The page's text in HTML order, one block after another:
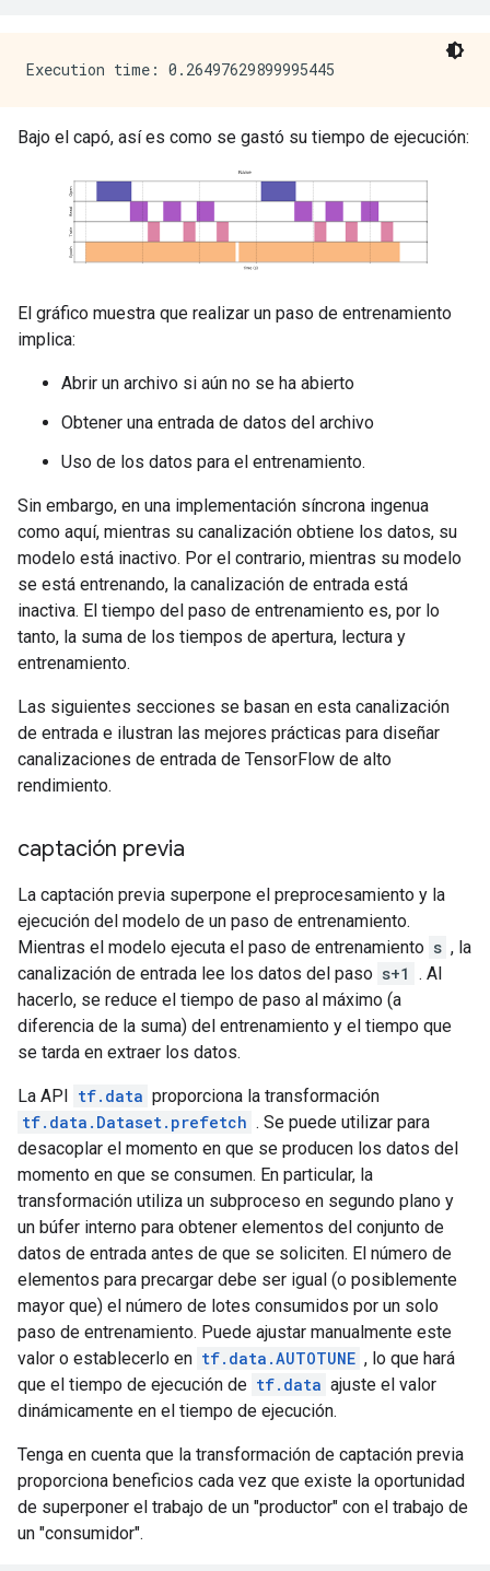
Bajo el capó, así es como se gastó su tiempo de ejecución:
El gráfico muestra que realizar un paso de entrenamiento
implica:
Abrir un archivo si aún no se ha abierto
Obtener una entrada de datos del archivo
Uso de los datos para el entrenamiento.
Sin embargo, en una implementación síncrona ingenua
como aquí, mientras su canalización obtiene los datos, su
modelo está inactivo. Por el contrario, mientras su modelo
se está entrenando, la canalización de entrada está
inactiva. El tiempo del paso de entrenamiento es, por lo
tanto, la suma de los tiempos de apertura, lectura y
entrenamiento.
Las siguientes secciones se basan en esta canalización
de entrada e ilustran las mejores prácticas para diseñar
canalizaciones de entrada de TensorFlow de alto
rendimiento.
captación previa
La captación previa superpone el preprocesamiento y la
ejecución del modelo de un paso de entrenamiento.
Mientras el modelo ejecuta el paso de entrenamiento s , la
canalización de entrada lee los datos del paso s+1 . Al
hacerlo, se reduce el tiempo de paso al máximo (a
diferencia de la suma) del entrenamiento y el tiempo que
se tarda en extraer los datos.
La API tf.data proporciona la transformación
tf.data.Dataset.prefetch . Se puede utilizar para
desacoplar el momento en que se producen los datos del
momento en que se consumen. En particular, la
transformación utiliza un subproceso en segundo plano y
un búfer interno para obtener elementos del conjunto de
datos de entrada antes de que se soliciten. El número de
elementos para precargar debe ser igual (o posiblemente
mayor que) el número de lotes consumidos por un solo
paso de entrenamiento. Puede ajustar manualmente este
valor o establecerlo en tf.data.AUTOTUNE , lo que hará
que el tiempo de ejecución de tf.data ajuste el valor
dinámicamente en el tiempo de ejecución.
Tenga en cuenta que la transformación de captación previa
proporciona beneficios cada vez que existe la oportunidad
de superponer el trabajo de un "productor" con el trabajo de
un "consumidor".